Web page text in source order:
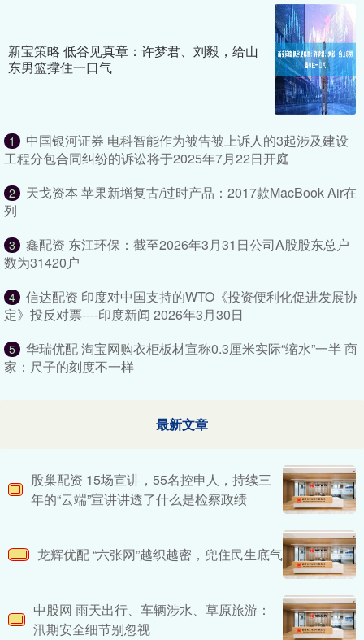
新宝策略 低谷见真章：许梦君、刘毅，给山
东男篮撑住一口气
1
中国银河证券 电科智能作为被告被上诉人的3起涉及建设
工程分包合同纠纷的诉讼将于2025年7月22日开庭
2
天戈资本 苹果新增复古/过时产品：2017款MacBook Air在
列
3
鑫配资 东江环保：截至2026年3月31日公司A股股东总户
数为31420户
4
信达配资 印度对中国支持的WTO《投资便利化促进发展协
定》投反对票----印度新闻 2026年3月30日
5
华瑞优配 淘宝网购衣柜板材宣称0.3厘米实际“缩水”一半 商
家：尺子的刻度不一样
最新文章
股巢配资 15场宣讲，55名控申人，持续三
年的“云端”宣讲讲透了什么是检察政绩
龙辉优配 “六张网”越织越密，兜住民生底气
中股网 雨天出行、车辆涉水、草原旅游：
汛期安全细节别忽视